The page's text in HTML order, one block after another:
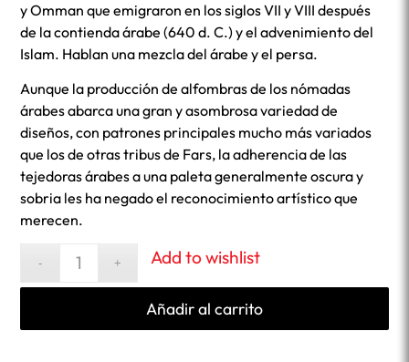
y Omman que emigraron en los siglos VII y VIII después
de la contienda árabe (640 d. C.) y el advenimiento del
Islam. Hablan una mezcla del árabe y el persa.
Aunque la producción de alfombras de los nómadas
árabes abarca una gran y asombrosa variedad de
diseños, con patrones principales mucho más variados
que los de otras tribus de Fars, la adherencia de las
tejedoras árabes a una paleta generalmente oscura y
sobria les ha negado el reconocimiento artístico que
merecen.
Añadir al carrito
Add to wishlist